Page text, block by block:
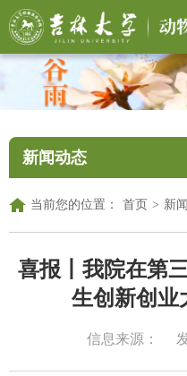
新闻动态
当前您的位置： 首页 > 新
喜报丨我院在第
生创新创业
信息来源：